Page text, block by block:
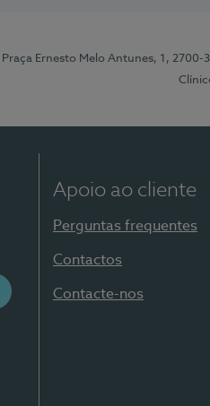
| Praça Ernesto Melo Antunes, 1, 2700-
Apoio ao cliente
Perguntas frequentes
Contactos
Contacte-nos